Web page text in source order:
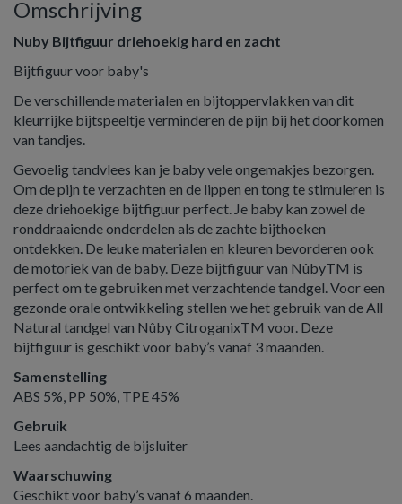
Omschrijving
Nuby Bijtfiguur driehoekig hard en zacht
Bijtfiguur voor baby's
De verschillende materialen en bijtoppervlakken van dit
kleurrijke bijtspeeltje verminderen de pijn bij het doorkomen
van tandjes.
Gevoelig tandvlees kan je baby vele ongemakjes bezorgen.
Om de pijn te verzachten en de lippen en tong te stimuleren is
deze driehoekige bijtfiguur perfect. Je baby kan zowel de
ronddraaiende onderdelen als de zachte bijthoeken
ontdekken. De leuke materialen en kleuren bevorderen ook
de motoriek van de baby. Deze bijtfiguur van NûbyTM is
perfect om te gebruiken met verzachtende tandgel. Voor een
gezonde orale ontwikkeling stellen we het gebruik van de All
Natural tandgel van Nûby CitroganixTM voor. Deze
bijtfiguur is geschikt voor baby’s vanaf 3 maanden.
Samenstelling
ABS 5%, PP 50%, TPE 45%
Gebruik
Lees aandachtig de bijsluiter
Waarschuwing
Geschikt voor baby’s vanaf 6 maanden.